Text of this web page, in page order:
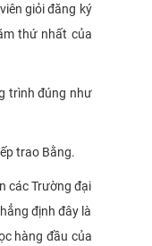
giỏi đăng ký
thứ nhất của
trình đúng như
trao Bằng.
các Trường đại
định đây là
hàng đầu của